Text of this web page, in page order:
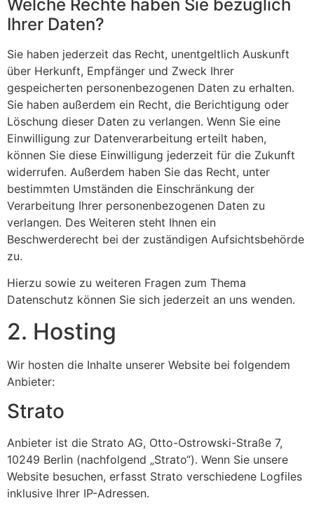
Welche Rechte haben Sie bezüglich
Ihrer Daten?
Sie haben jederzeit das Recht, unentgeltlich Auskunft
über Herkunft, Empfänger und Zweck Ihrer
gespeicherten personenbezogenen Daten zu erhalten.
Sie haben außerdem ein Recht, die Berichtigung oder
Löschung dieser Daten zu verlangen. Wenn Sie eine
Einwilligung zur Datenverarbeitung erteilt haben,
können Sie diese Einwilligung jederzeit für die Zukunft
widerrufen. Außerdem haben Sie das Recht, unter
bestimmten Umständen die Einschränkung der
Verarbeitung Ihrer personenbezogenen Daten zu
verlangen. Des Weiteren steht Ihnen ein
Beschwerderecht bei der zuständigen Aufsichtsbehörde
zu.
Hierzu sowie zu weiteren Fragen zum Thema
Datenschutz können Sie sich jederzeit an uns wenden.
2. Hosting
Wir hosten die Inhalte unserer Website bei folgendem
Anbieter:
Strato
Anbieter ist die Strato AG, Otto-Ostrowski-Straße 7,
10249 Berlin (nachfolgend „Strato“). Wenn Sie unsere
Website besuchen, erfasst Strato verschiedene Logfiles
inklusive Ihrer IP-Adressen.